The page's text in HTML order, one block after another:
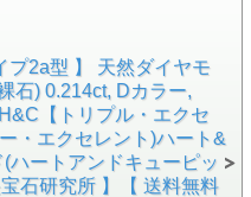
プ2a型 】 天然ダイヤモ
石) 0.214ct, Dカラー,
【トリプル・エクセ
・エクセレント)ハート&
ハートアンドキューピッ
宝石研究所 】【 送料無料